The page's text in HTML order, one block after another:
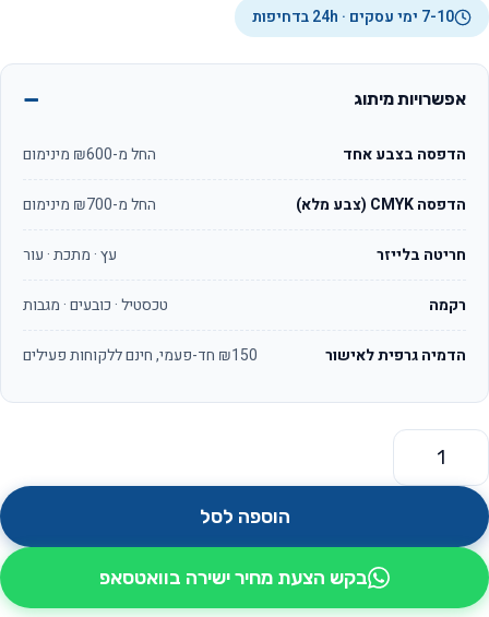
7-10 ימי עסקים · 24h בדחיפות
אפשרויות מיתוג
הדפסה בצבע אחד החל מ-₪600 מינימום
הדפסה CMYK (צבע מלא) החל מ-₪700 מינימום
חריטה בלייזר עץ · מתכת · עור
רקמה טכסטיל · כובעים · מגבות
הדמיה גרפית לאישור ₪150 חד-פעמי, חינם ללקוחות פעילים
כמות של ז'נבה OS272
הוספה לסל
בקש הצעת מחיר ישירה בוואטסאפ